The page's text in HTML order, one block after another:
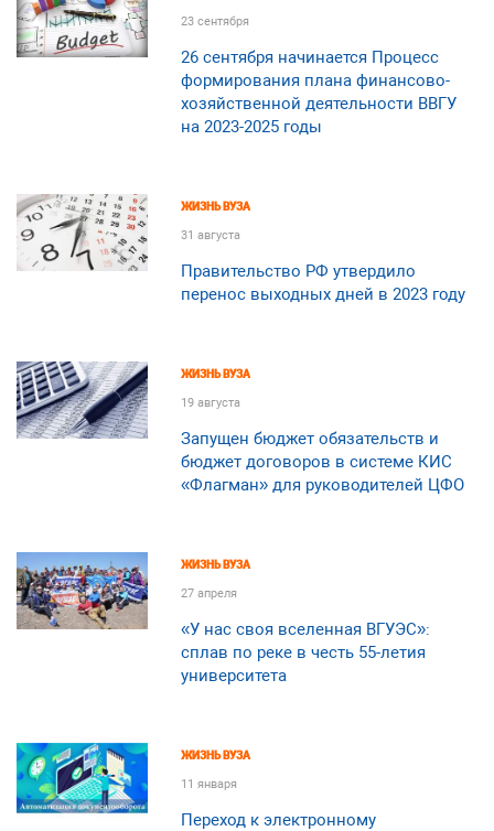
23 сентября
26 сентября начинается Процесс
формирования плана финансово-
хозяйственной деятельности ВВГУ
на 2023-2025 годы
ЖИЗНЬ ВУЗА
31 августа
Правительство РФ утвердило
перенос выходных дней в 2023 году
ЖИЗНЬ ВУЗА
19 августа
Запущен бюджет обязательств и
бюджет договоров в системе КИС
«Флагман» для руководителей ЦФО
ЖИЗНЬ ВУЗА
27 апреля
«У нас своя вселенная ВГУЭС»:
сплав по реке в честь 55-летия
университета
ЖИЗНЬ ВУЗА
11 января
Переход к электронному